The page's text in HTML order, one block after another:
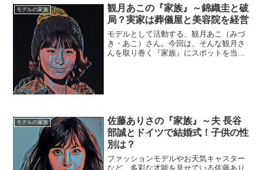
モデルの家族
観月あこの『家族』～錦織圭と破
局？実家は葬儀屋と美容院を経営
モデルとして活動する、観月あこ（みづ
き・あこ）さん。今回は、そんな観月さ
んを取り巻く『家族』にスポットを当
モデルの家族
佐藤ありさの『家族』～夫 長谷
部誠とドイツで結婚式！子供の性
別は？
ファッションモデルやお天気キャスター
など、多彩な才能を見せている佐藤あり